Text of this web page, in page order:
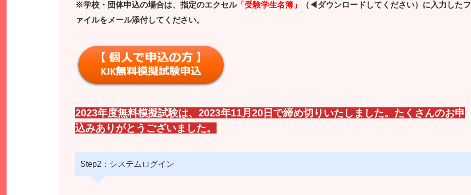
※学校・団体申込の場合は、指定のエクセル「受験学生名簿」
（◀ダウンロードしてください）に入力したフ
ァイルをメール添付してください。
2023年度無料模擬試験は、2023年11月20日で締め切りいたしました。たくさんのお申
込みありがとうございました。
Step2：システムログイン